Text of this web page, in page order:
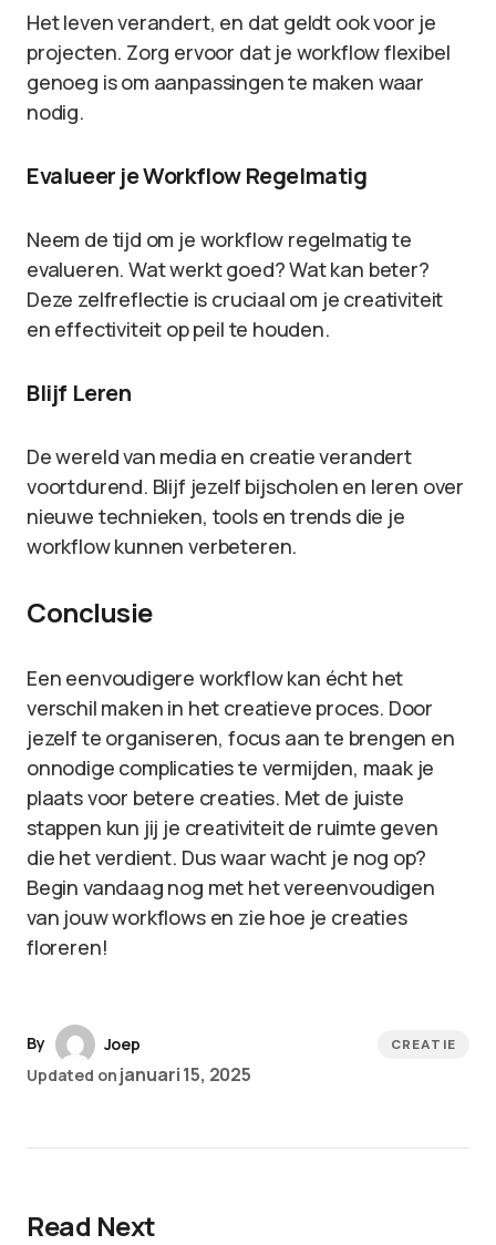
Het leven verandert, en dat geldt ook voor je
projecten. Zorg ervoor dat je workflow flexibel
genoeg is om aanpassingen te maken waar
nodig.
Evalueer je Workflow Regelmatig
Neem de tijd om je workflow regelmatig te
evalueren. Wat werkt goed? Wat kan beter?
Deze zelfreflectie is cruciaal om je creativiteit
en effectiviteit op peil te houden.
Blijf Leren
De wereld van media en creatie verandert
voortdurend. Blijf jezelf bijscholen en leren over
nieuwe technieken, tools en trends die je
workflow kunnen verbeteren.
Conclusie
Een eenvoudigere workflow kan écht het
verschil maken in het creatieve proces. Door
jezelf te organiseren, focus aan te brengen en
onnodige complicaties te vermijden, maak je
plaats voor betere creaties. Met de juiste
stappen kun jij je creativiteit de ruimte geven
die het verdient. Dus waar wacht je nog op?
Begin vandaag nog met het vereenvoudigen
van jouw workflows en zie hoe je creaties
floreren!
By
Joep
Updated on januari 15, 2025
CREATIE
Read Next